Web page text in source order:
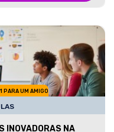
PARA UM AMIGO
INOVADORAS NA